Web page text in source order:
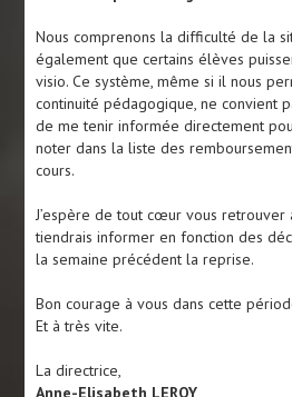
Nous comprenons la difficulté de la
également que certains élèves
visio. Ce système, même si il nous
continuité pédagogique, ne convient
de me tenir informée directement
noter dans la liste des
cours.
J’espère de tout cœur vous retrouver
tiendrais informer en fonction des
la semaine précédent la reprise.
Bon courage à vous dans cette
Et à très vite.
La directrice,
Anne-Elisabeth LEROY